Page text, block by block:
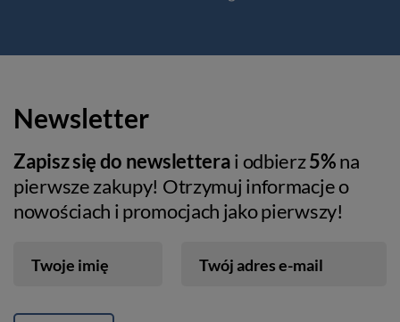
Newsletter
Zapisz się do newsletterai odbierz5%na
pierwsze zakupy! Otrzymuj informacje o
nowościach i promocjach jako pierwszy!
Twoje imię Twój adres e-mail